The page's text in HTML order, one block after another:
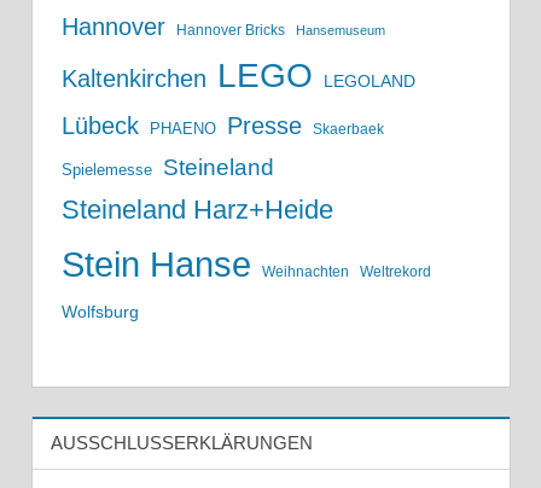
Hannover Hannover Bricks Hansemuseum
Kaltenkirchen LEGO LEGOLAND
Lübeck PHAENO Presse Skaerbaek
Spielemesse Steineland
Steineland Harz+Heide
Stein Hanse Weihnachten Weltrekord
Wolfsburg
AUSSCHLUSSERKLÄRUNGEN